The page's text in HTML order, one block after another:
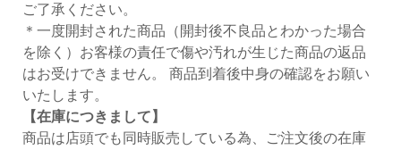
ご了承ください。
＊一度開封された商品（開封後不良品とわかった場合
を除く）お客様の責任で傷や汚れが生じた商品の返品
はお受けできません。 商品到着後中身の確認をお願い
いたします。
【在庫につきまして】
商品は店頭でも同時販売している為、ご注文後の在庫